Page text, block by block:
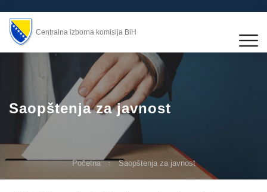
Centralna izborna komisija BiH
Saopštenja za javnost
Početna Saopštenja za javnost